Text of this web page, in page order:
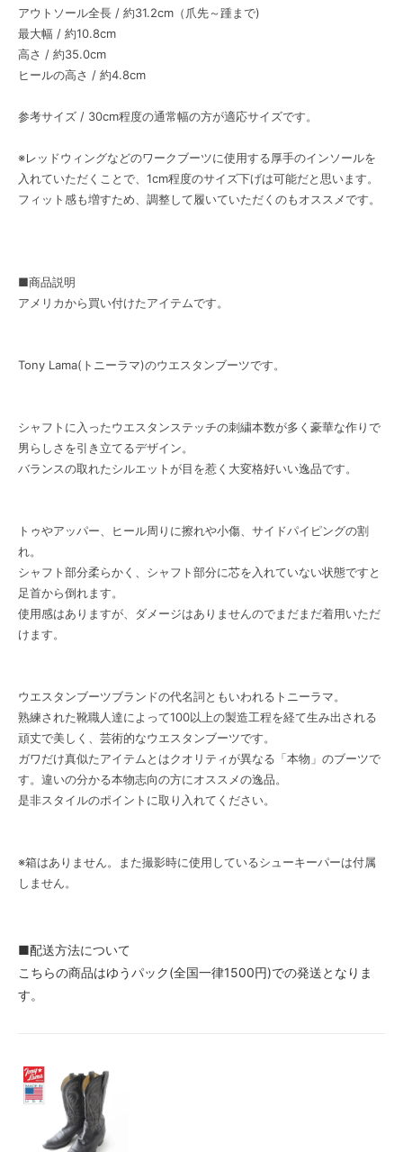
アウトソール全長 / 約31.2cm（爪先～踵まで)
最大幅 / 約10.8cm
高さ / 約35.0cm
ヒールの高さ / 約4.8cm
参考サイズ / 30cm程度の通常幅の方が適応サイズです。
※レッドウィングなどのワークブーツに使用する厚手のインソールを
入れていただくことで、1cm程度のサイズ下げは可能だと思います。
フィット感も増すため、調整して履いていただくのもオススメです。
■商品説明
アメリカから買い付けたアイテムです。
Tony Lama(トニーラマ)のウエスタンブーツです。
シャフトに入ったウエスタンステッチの刺繍本数が多く豪華な作りで
男らしさを引き立てるデザイン。
バランスの取れたシルエットが目を惹く大変格好いい逸品です。
トゥやアッパー、ヒール周りに擦れや小傷、サイドパイピングの割
れ。
シャフト部分柔らかく、シャフト部分に芯を入れていない状態ですと
足首から倒れます。
使用感はありますが、ダメージはありませんのでまだまだ着用いただ
けます。
ウエスタンブーツブランドの代名詞ともいわれるトニーラマ。
熟練された靴職人達によって100以上の製造工程を経て生み出される
頑丈で美しく、芸術的なウエスタンブーツです。
ガワだけ真似たアイテムとはクオリティが異なる「本物」のブーツで
す。違いの分かる本物志向の方にオススメの逸品。
是非スタイルのポイントに取り入れてください。
※箱はありません。また撮影時に使用しているシューキーパーは付属
しません。
■配送方法について
こちらの商品はゆうパック(全国一律1500円)での発送となりま
す。